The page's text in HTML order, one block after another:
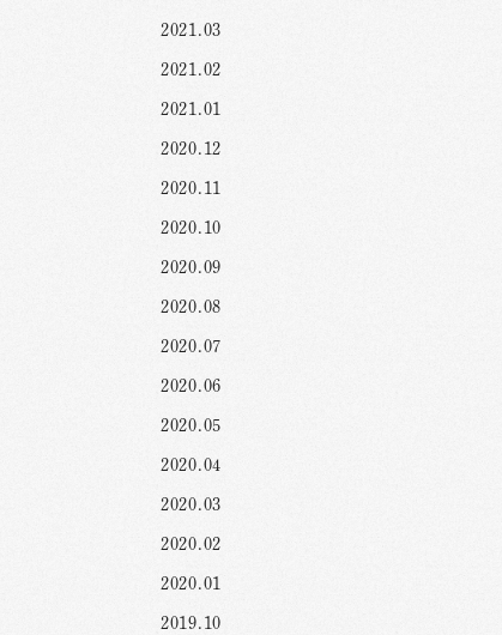
2021.03
2021.02
2021.01
2020.12
2020.11
2020.10
2020.09
2020.08
2020.07
2020.06
2020.05
2020.04
2020.03
2020.02
2020.01
2019.10